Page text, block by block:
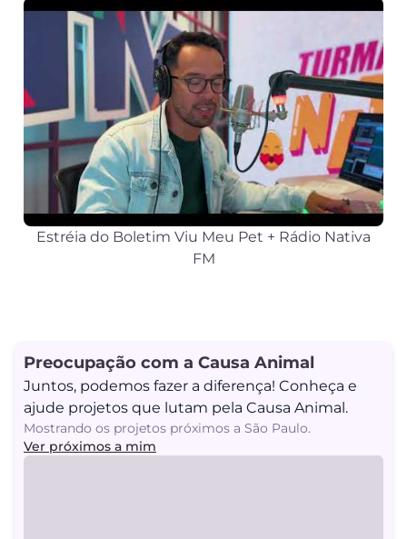
Estréia do Boletim Viu Meu Pet + Rádio Nativa
FM
Blog Viu Meu Pet